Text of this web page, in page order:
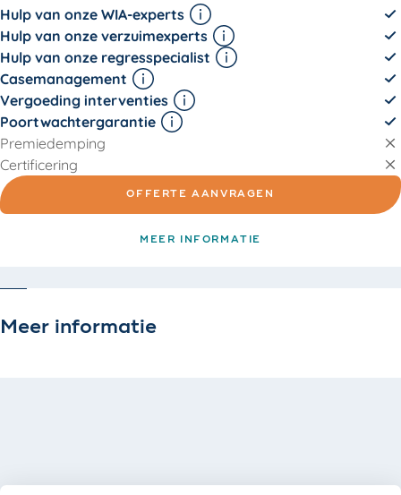
Hulp van onze WIA-experts
Hulp van onze verzuimexperts
Hulp van onze regresspecialist
Casemanagement
Vergoeding interventies
Poortwachtergarantie
Premiedemping
Certificering
OFFERTE AANVRAGEN
MEER INFORMATIE
Meer informatie